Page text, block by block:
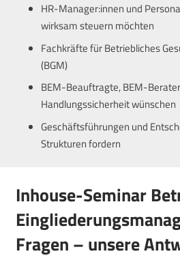
HR-Manager:innen und
wirksam steuern möchten
Fachkräfte für Betriebliches
(BGM)
BEM-Beauftragte, BEM-
Handlungssicherheit wünschen
Geschäftsführungen und
Strukturen fordern
Inhouse-Seminar
Fragen – unsere